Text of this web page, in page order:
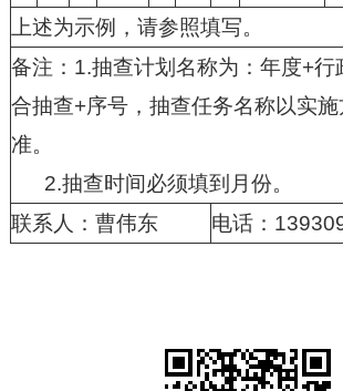
上述为示例，请参照填写。
备注：1.抽查计划名称为：年度+行
合抽查+序号，抽查任务名称以实
准。
2.抽查时间必须填到月份。
联系人：曹伟东
电话：